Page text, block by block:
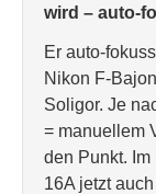
wird – auto-
Er auto-
Nikon F-
Soligor. Je
= manuellem
den Punkt.
16A jetzt